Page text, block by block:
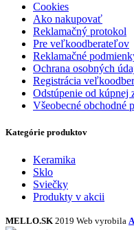
Cookies
Ako nakupovať
Reklamačný protokol
Pre veľkoodberateľov
Reklamačné
Ochrana osobných
Registrácia
Odstúpenie od kúpnej
Všeobecné obchodné
Kategórie produktov
Keramika
Sklo
Sviečky
Produkty v akcii
MELLO.SK 2019 Web vyrobila